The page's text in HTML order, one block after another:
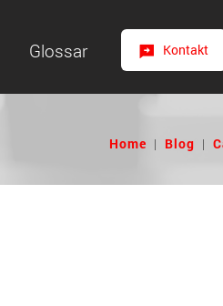
Glossar Kontakt
Home | Blog |